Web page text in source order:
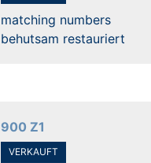
matching numbers
behutsam restauriert
900 Z1
VERKAUFT